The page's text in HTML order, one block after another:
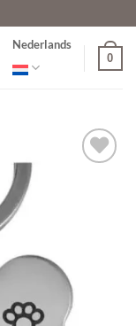
Nederlands
0